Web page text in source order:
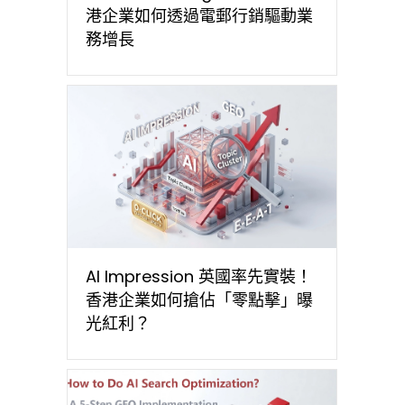
港企業如何透過電郵行銷驅動業
務增長
AI Impression 英國率先實裝！
香港企業如何搶佔「零點擊」曝
光紅利？